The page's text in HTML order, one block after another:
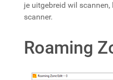
je uitgebreid wil scannen,
scanner.
Roaming